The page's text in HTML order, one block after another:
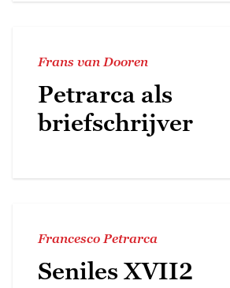
Frans van Dooren
Petrarca als
briefschrijver
Francesco Petrarca
Seniles XVII2